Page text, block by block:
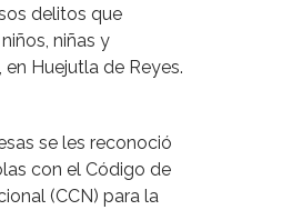
delitos que
niñas y
Huejutla de Reyes.
se les reconoció
con el Código de
(CCN) para la